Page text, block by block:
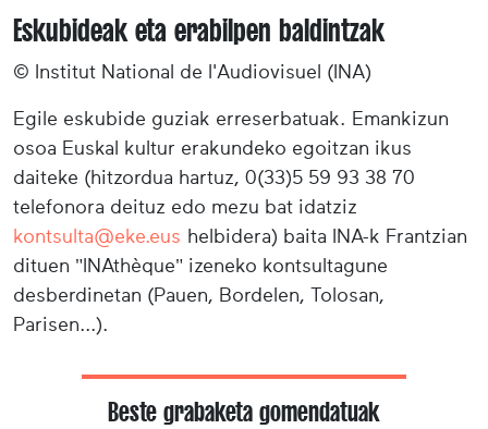
Eskubideak eta erabilpen baldintzak
© Institut National de l'Audiovisuel (INA)
Egile eskubide guziak erreserbatuak. Emankizun
osoa Euskal kultur erakundeko egoitzan ikus
daiteke (hitzordua hartuz, 0(33)5 59 93 38 70
telefonora deituz edo mezu bat idatziz
kontsulta@eke.eus helbidera) baita INA-k Frantzian
dituen "INAthèque" izeneko kontsultagune
desberdinetan (Pauen, Bordelen, Tolosan,
Parisen...).
Beste grabaketa gomendatuak